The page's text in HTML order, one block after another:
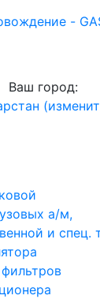
-
Ваш город:
а/м,
и спец.